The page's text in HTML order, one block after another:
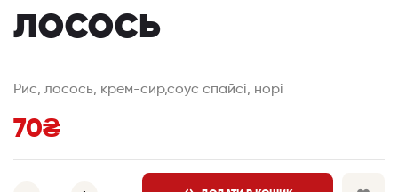
лосось
Рис, лосось, крем-сир,соус спайсі, норі
70₴